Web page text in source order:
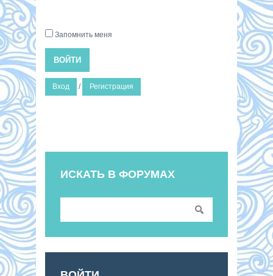
Запомнить меня
ВОЙТИ
Вход / Регистрация
ИСКАТЬ В ФОРУМАХ